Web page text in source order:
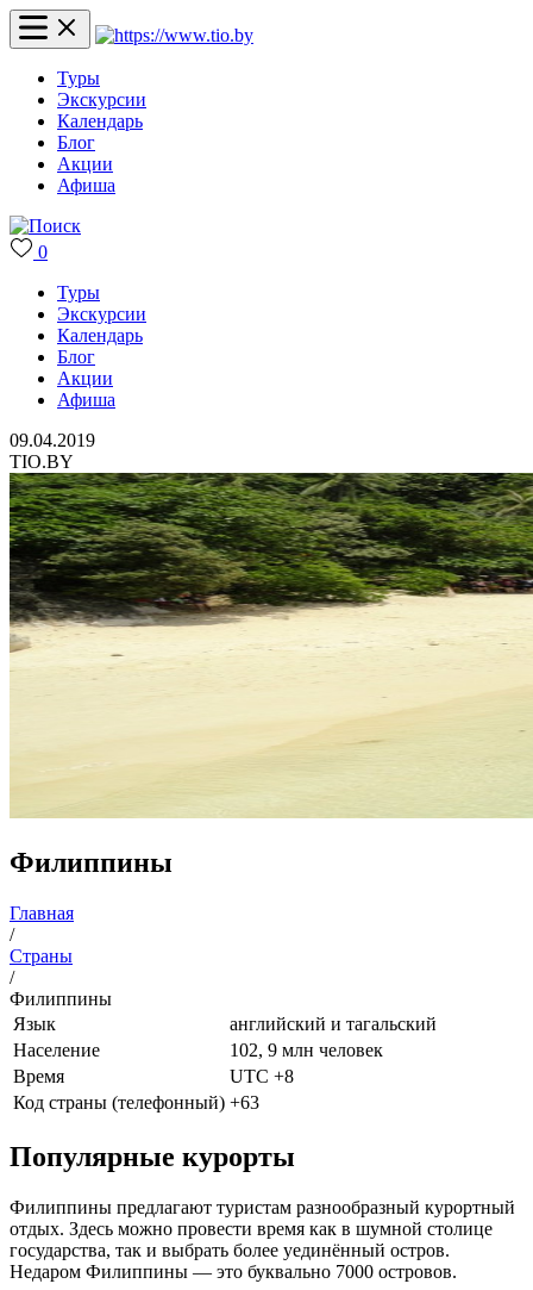
Туры
Экскурсии
Календарь
Блог
Акции
Афиша
0
Туры
Экскурсии
Календарь
Блог
Акции
Афиша
09.04.2019
TIO.BY
Филиппины
Главная
/
Страны
/
Филиппины
Язык
английский и тагальский
Население
102, 9 млн человек
Время
UTC +8
Код страны (телефонный) +63
Популярные курорты
Филиппины предлагают туристам разнообразный курортный
отдых. Здесь можно провести время как в шумной столице
государства, так и выбрать более уединённый остров.
Недаром Филиппины — это буквально 7000 островов.